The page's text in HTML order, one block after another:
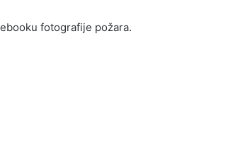
fotografije požara.